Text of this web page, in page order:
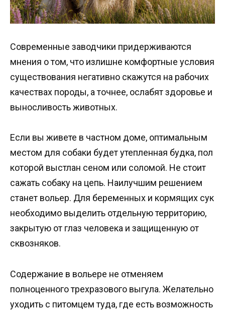
Современные заводчики придерживаются
мнения о том, что излишне комфортные условия
существования негативно скажутся на рабочих
качествах породы, а точнее, ослабят здоровье и
выносливость животных.
Если вы живете в частном доме, оптимальным
местом для собаки будет утепленная будка, пол
которой выстлан сеном или соломой. Не стоит
сажать собаку на цепь. Наилучшим решением
станет вольер. Для беременных и кормящих сук
необходимо выделить отдельную территорию,
закрытую от глаз человека и защищенную от
сквозняков.
Содержание в вольере не отменяем
полноценного трехразового выгула. Желательно
уходить с питомцем туда, где есть возможность